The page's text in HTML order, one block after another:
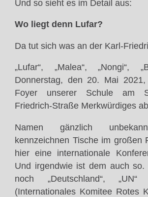
Und so sieht es im Detail aus:
Wo liegt denn Lufar?
Da tut sich was an der Karl-
„Lufar“, „Malea“,
Donnerstag, den 20. Mai
Foyer unserer Schule am
Friedrich-Straße Merkwürdiges
Namen gänzlich
kennzeichnen Tische im großen
hier eine internationale
Und irgendwie ist dem auch
noch „Deutschland“,
(Internationales Komitee Rotes